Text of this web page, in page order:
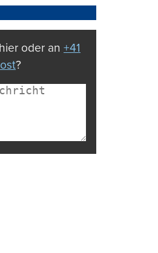
oder an +41
?